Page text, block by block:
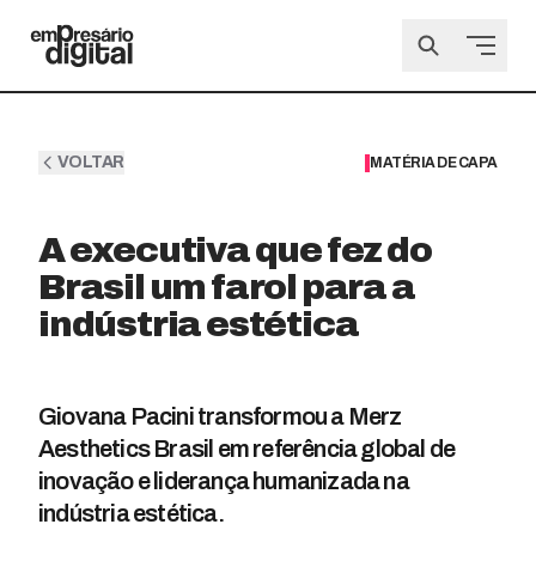
VOLTAR MATÉRIA DE CAPA
A executiva que fez do
Brasil um farol para a
indústria estética
Giovana Pacini transformou a Merz
Aesthetics Brasil em referência global de
inovação e liderança humanizada na
indústria estética.